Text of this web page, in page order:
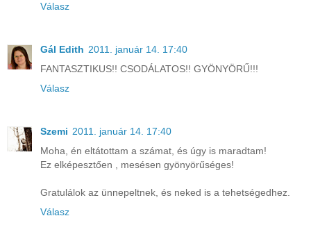
Válasz
Gál Edith 2011. január 14. 17:40
FANTASZTIKUS!! CSODÁLATOS!! GYÖNYÖRŰ!!!
Válasz
Szemi 2011. január 14. 17:40
Moha, én eltátottam a számat, és úgy is maradtam!
Ez elképesztően , mesésen gyönyörűséges!
Gratulálok az ünnepeltnek, és neked is a tehetségedhez.
Válasz